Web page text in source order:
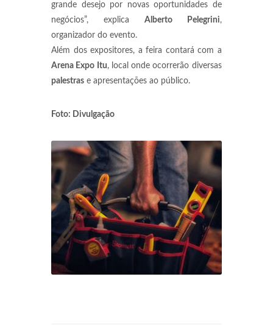
grande desejo por novas oportunidades de
negócios”, explica Alberto Pelegrini,
organizador do evento.
Além dos expositores, a feira contará com a
Arena Expo Itu, local onde ocorrerão diversas
palestras e apresentações ao público.
Foto: Divulgação